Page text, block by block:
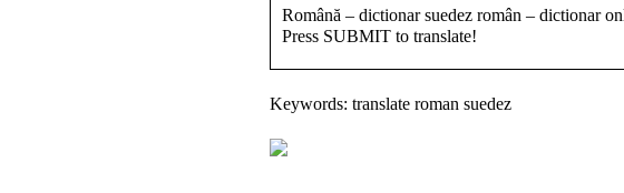
Română – dictionar suedez român – dictionar
Press SUBMIT to translate!
Keywords: translate roman suedez